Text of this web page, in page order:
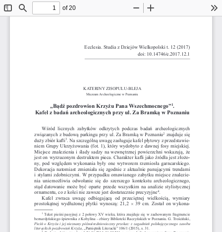
ToggleFind
of 20
Zoom
Ecclesia. Studia z Dziejów Wielkopolski t. 12 (2017)
doi: 10.14746/e.2017.12.1
KATERINY ZISOPULU-BLEJA
Muzeum Archeologiczne w Poznaniu
„Bądź pozdrowion Krzyżu Pana Wszechmocnego” 1.
Kafel z badań archeologicznych przy ul. Za Bramką w Poznaniu
Wśród  licznych  zabytków  odkrytych  podczas  badań  archeologicznych
związanych z budową parkingu przy ul. Za Bramką w Poznaniu2 znajduje się
duży zbiór kafl i3. Na szczególną uwagę zasługuje kafel płytowy z przedstawie-
niem Grupy Ukrzyżowania (fot. 1), który wydobyto z dawnej fosy miejskiej.
Miejsce  znalezienia  i  ślady  sadzy  na  wewnętrznej  powierzchni  wskazują,  że
jest on wyrzuconym destruktem pieca. Charakter kafl i jako źródła jest złożo-
ny,  pod  względem  wykonania  były  one  wytworem  rzemiosła  garncarskiego.
Dekoracja  natomiast  zmieniała  się  zgodnie  z  aktualnie  panującymi  trendami
i  stylami  zdobniczymi.  W  przypadku  omawianego  zabytku  miejsce  znalezie-
nia  uniemożliwia  odwołanie  się  do  szerszego  kontekstu  archeologicznego,
stąd  datowanie  może  być  oparte  przede  wszystkim  na  analizie  stylistycznej
ornamentu, co z kolei nie zawsze jest dostatecznie precyzyjne4.
Kafel  zwraca  uwagę  odbiegającą  od  przeciętnej  wielkością,  wymiary
prostokątnej  wydłużonej  płytki  wynoszą:  21,2 ×
  39  cm.  Został  on  wykona-
1
  Tekst  pieśni  pasyjnej  z  2  połowy  XV  wieku,  która  znajduje  się  w  zachowanym  fragmencie
bernardyńskiego śpiewnika z Kobylina – zbiory Biblioteki Raczyńskich w Poznaniu. G. Trościński,
Pieśń o Krzyżu i jej nieznany późnośredniowieczny przekaz: z zagadnień polskojęzycznego zasobu
literackich pozdrowień Krzyża, „Pamiętnik Literacki” 106/1 (2015), s. 31.